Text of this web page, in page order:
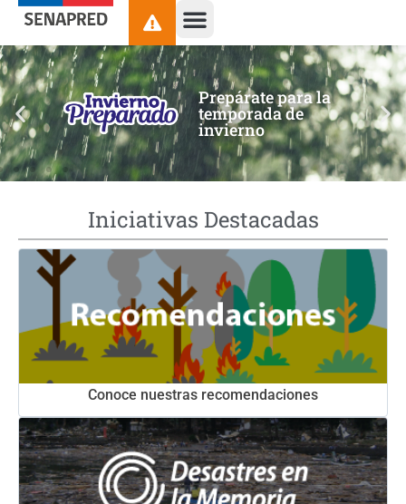
contenido
Prepárate para la
temporada de
invierno
Iniciativas Destacadas
Conoce nuestras recomendaciones